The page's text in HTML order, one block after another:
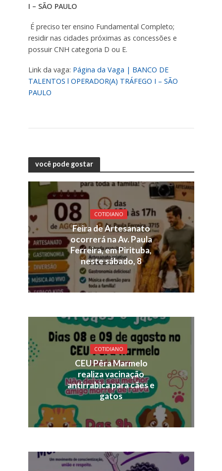
I – SÃO PAULO
É preciso ter ensino Fundamental Completo;
residir nas cidades próximas as concessões e
possuir CNH categoria D ou E.
Link da vaga: Página da Vaga | BANCO DE
TALENTOS l OPERADOR(A) TRÁFEGO I – SÃO
PAULO
você pode gostar
COTIDIANO
Feira de Artesanato
ocorrerá na Av. Paula
Ferreira, em Pirituba,
neste sábado, 8
COTIDIANO
CEU Pêra Marmelo
realiza vacinação
antirrabica para cães e
gatos